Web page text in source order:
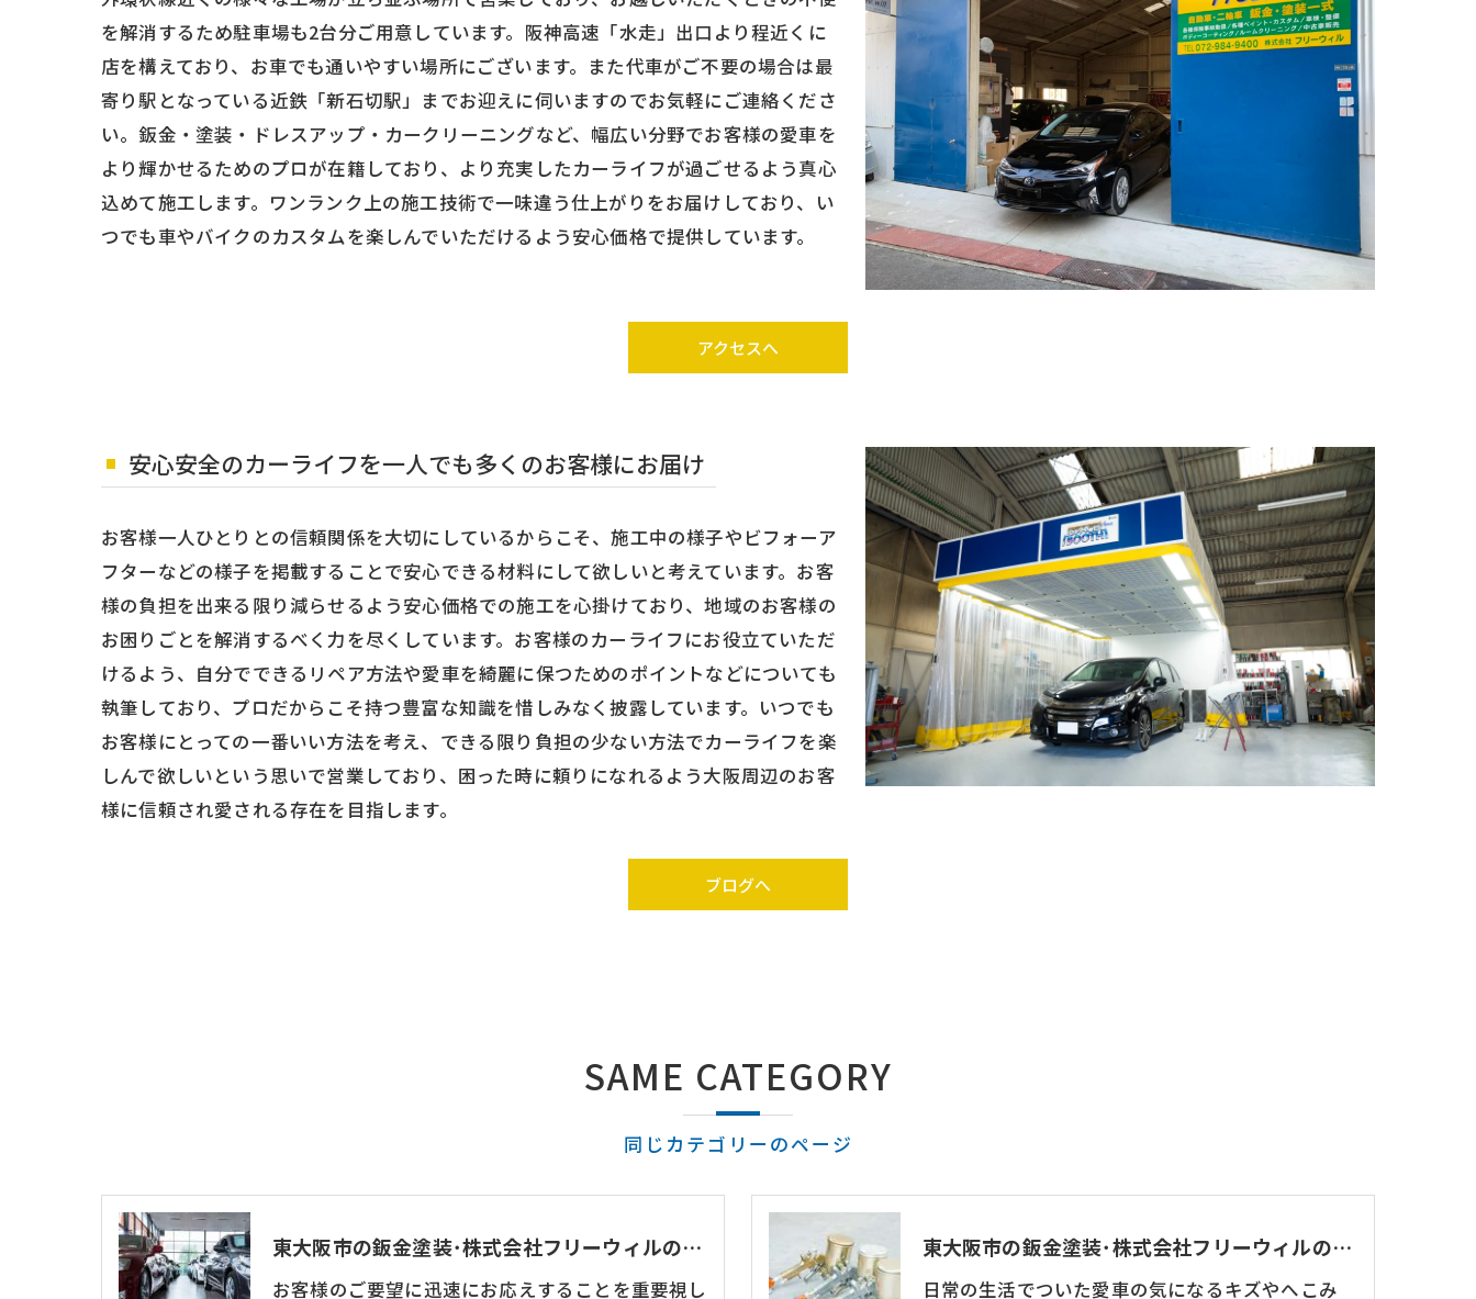
を解消するため駐車場も2台分ご用意しています。阪神高速「水走」出口より程近くに
店を構えており、お車でも通いやすい場所にございます。また代車がご不要の場合は最
寄り駅となっている近鉄「新石切駅」までお迎えに伺いますのでお気軽にご連絡くださ
い。鈑金・塗装・ドレスアップ・カークリーニングなど、幅広い分野でお客様の愛車を
より輝かせるためのプロが在籍しており、より充実したカーライフが過ごせるよう真心
込めて施工します。ワンランク上の施工技術で一味違う仕上がりをお届けしており、い
つでも車やバイクのカスタムを楽しんでいただけるよう安心価格で提供しています。
アクセスへ
安心安全のカーライフを一人でも多くのお客様にお届け
お客様一人ひとりとの信頼関係を大切にしているからこそ、施工中の様子やビフォーア
フターなどの様子を掲載することで安心できる材料にして欲しいと考えています。お客
様の負担を出来る限り減らせるよう安心価格での施工を心掛けており、地域のお客様の
お困りごとを解消するべく力を尽くしています。お客様のカーライフにお役立ていただ
けるよう、自分でできるリペア方法や愛車を綺麗に保つためのポイントなどについても
執筆しており、プロだからこそ持つ豊富な知識を惜しみなく披露しています。いつでも
お客様にとっての一番いい方法を考え、できる限り負担の少ない方法でカーライフを楽
しんで欲しいという思いで営業しており、困った時に頼りになれるよう大阪周辺のお客
様に信頼され愛される存在を目指します。
ブログへ
同じカテゴリーのページ
SAME CATEGORY
東大阪市の鈑金塗装･株式会社フリーウィルの中古車販売
お客様のご要望に迅速にお応えすることを重要視し
東大阪市の鈑金塗装･株式会社フリーウィルのカスタマイズ
日常の生活でついた愛車の気になるキズやへこみ